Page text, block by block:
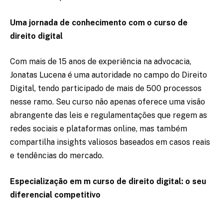
Uma jornada de conhecimento com o curso de
direito digital
Com mais de 15 anos de experiência na advocacia,
Jonatas Lucena é uma autoridade no campo do Direito
Digital, tendo participado de mais de 500 processos
nesse ramo. Seu curso não apenas oferece uma visão
abrangente das leis e regulamentações que regem as
redes sociais e plataformas online, mas também
compartilha insights valiosos baseados em casos reais
e tendências do mercado.
Especialização em m curso de direito digital: o seu
diferencial competitivo